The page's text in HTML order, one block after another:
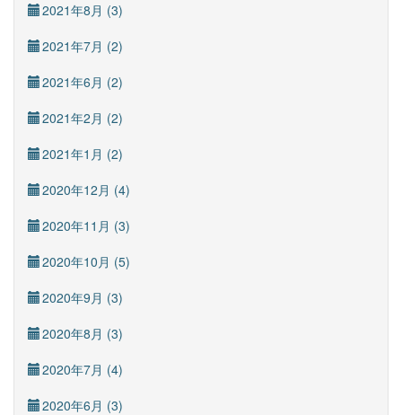
2021年8月 (3)
2021年7月 (2)
2021年6月 (2)
2021年2月 (2)
2021年1月 (2)
2020年12月 (4)
2020年11月 (3)
2020年10月 (5)
2020年9月 (3)
2020年8月 (3)
2020年7月 (4)
2020年6月 (3)